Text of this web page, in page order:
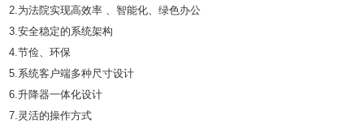
2.为法院实现高效率 、智能化、绿色办公
3.安全稳定的系统架构
4.节俭、环保
5.系统客户端多种尺寸设计
6.升降器一体化设计
7.灵活的操作方式